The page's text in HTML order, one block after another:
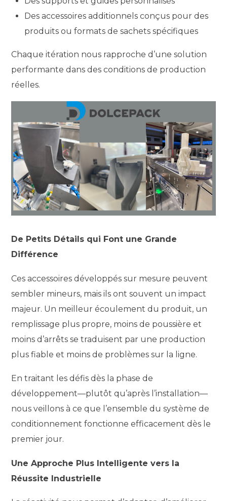
Des accessoires additionnels conçus pour des
produits ou formats de sachets spécifiques
Chaque itération nous rapproche d’une solution
performante dans des conditions de production
réelles.
De Petits Détails qui Font une Grande
Différence
Ces accessoires développés sur mesure peuvent
sembler mineurs, mais ils ont souvent un impact
majeur. Un meilleur écoulement du produit, un
remplissage plus propre, moins de poussière et
moins d’arrêts se traduisent par une production
plus fiable et moins de problèmes sur la ligne.
En traitant les défis dès la phase de
développement—plutôt qu’après l’installation—
nous veillons à ce que l’ensemble du système de
conditionnement fonctionne efficacement dès le
premier jour.
Une Approche Plus Intelligente vers la
Réussite Industrielle